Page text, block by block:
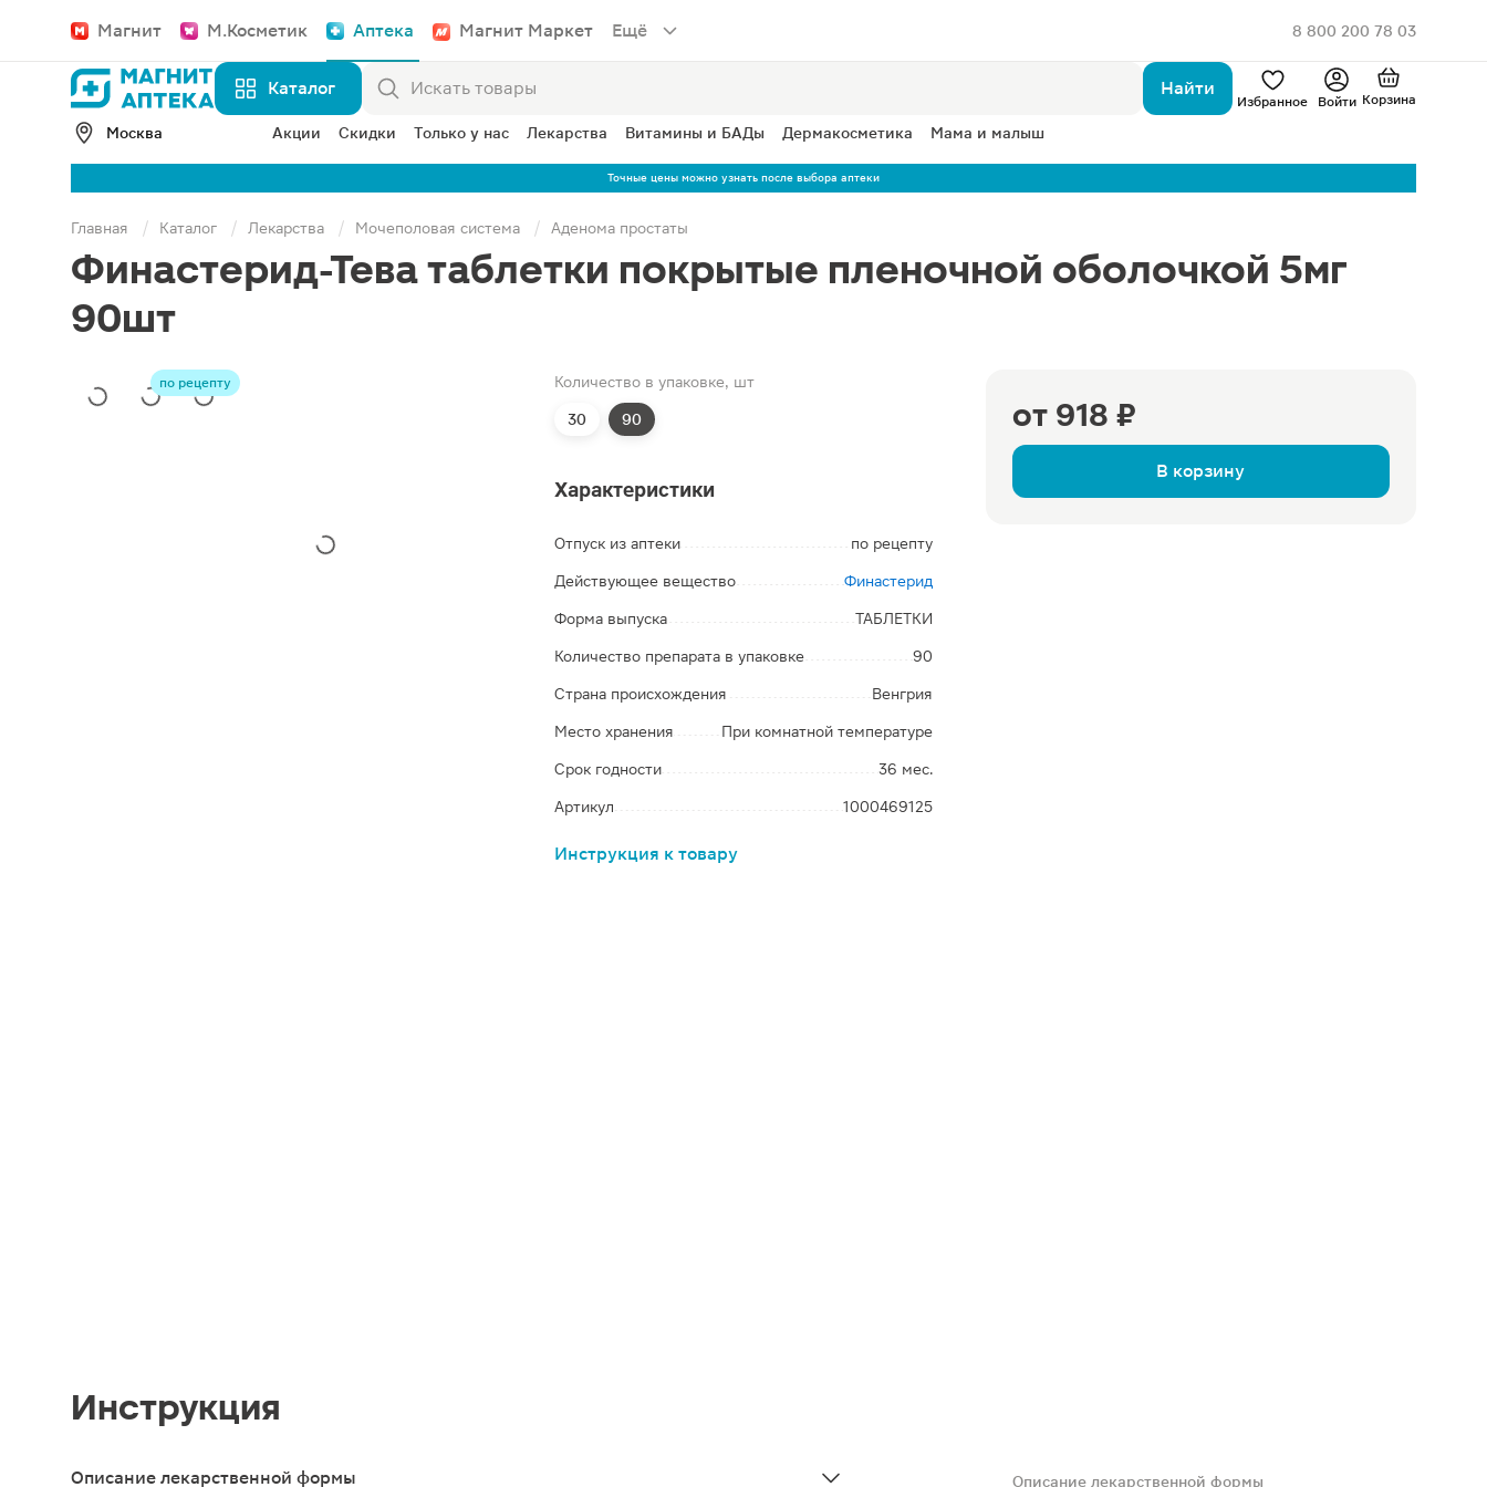
Магнит М.Косметик Аптека Магнит Маркет Ещё 8 800 200 78 03
Каталог Найти
Избранное Войти Корзина
Москва Акции Скидки Только у нас Лекарства Витамины и БАДы Дермакосметика Мама и малыш
Точные цены можно узнать после выбора аптеки
Главная Каталог Лекарства Мочеполовая система Аденома простаты
Финастерид-Тева таблетки покрытые пленочной оболочкой 5мг
90шт
по рецепту
от 918 ₽
В корзину
Количество в упаковке, шт
30 90
Характеристики
Отпуск из аптеки по рецепту
Действующее вещество Финастерид
Форма выпуска ТАБЛЕТКИ
Количество препарата в упаковке 90
Страна происхождения Венгрия
Место хранения При комнатной температуре
Срок годности 36 мес.
Артикул 1000469125
Инструкция к товару
Инструкция
Описание лекарственной формы
Описание лекарственной формы